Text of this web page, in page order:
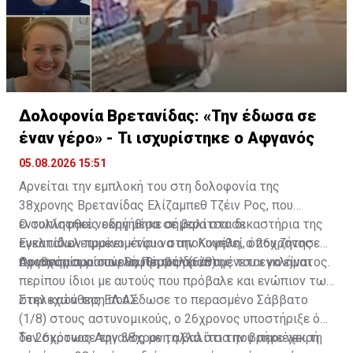
Δολοφονία Βρετανίδας: «Την έδωσα σε
έναν γέρο» - Τι ισχυρίστηκε ο Αφγανός
05.08.2026 15:51
Αρνείται την εμπλοκή του στη δολοφονία της
38χρονης Βρετανίδας Ελίζαμπεθ Τζέιν Ρος, που
εντοπίστηκε νεκρή μέσα σε βαλίτσα σε
εγκαταλελειμμένο κτίριο στην Κυψέλη, ο 26χρονος
Αφγανός που συνελήφθη ως δράστης του εγκλήματος.
Ο συλληφθείς οδηγήθηκε σήμερα στα δικαστήρια της
Ευελπίδων προκειμένου να απολογηθεί, όπου ζήτησε
προθεσμία για αύριο, Πέμπτη (6/8).
Οι ισχυρισμοί που θα προβάλει αναμένεται να είναι
περίπου ίδιοι με αυτούς που πρόβαλε και ενώπιον των
στελεχών της ΕΛ.ΑΣ.
Στην κατάθεση που έδωσε το περασμένο Σάββατο
(1/8) στους αστυνομικούς, ο 26χρονος υποστήριξε ότι
δεν σκότωσε την 38χρονη αλλά ότι την βρήκε νεκρή
Το 26χρονος Αφγανός με τη βαλίτσα που περιέχει τη